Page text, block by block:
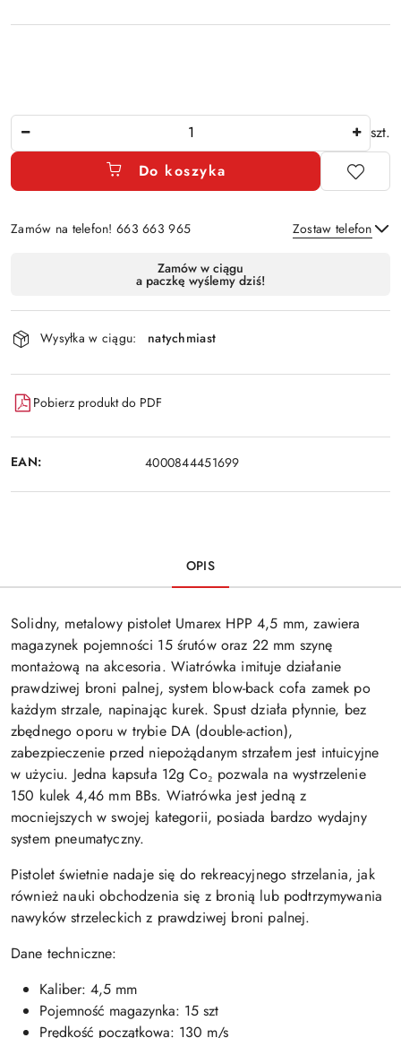
szt.
Do koszyka
Zamów na telefon! 663 663 965 Zostaw telefon
Wyślij
dostawa
Zamów w ciągu
a paczkę wyślemy dziś!
Wysyłka w ciągu: natychmiast
Pobierz produkt do PDF
EAN: 4000844451699
OPIS
Solidny, metalowy pistolet Umarex HPP 4,5 mm, zawiera
magazynek pojemności 15 śrutów oraz 22 mm szynę
montażową na akcesoria. Wiatrówka imituje działanie
prawdziwej broni palnej, system blow-back cofa zamek po
każdym strzale, napinając kurek. Spust działa płynnie, bez
zbędnego oporu w trybie DA (double-action),
zabezpieczenie przed niepożądanym strzałem jest intuicyjne
w użyciu. Jedna kapsuła 12g Co₂ pozwala na wystrzelenie
150 kulek 4,46 mm BBs. Wiatrówka jest jedną z
mocniejszych w swojej kategorii, posiada bardzo wydajny
system pneumatyczny.
Pistolet świetnie nadaje się do rekreacyjnego strzelania, jak
również nauki obchodzenia się z bronią lub podtrzymywania
nawyków strzeleckich z prawdziwej broni palnej.
Dane techniczne:
Kaliber: 4,5 mm
Pojemność magazynka: 15 szt
Prędkość początkowa: 130 m/s